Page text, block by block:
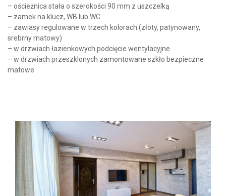
– ościeżnica stała o szerokości 90 mm z uszczelką
– zamek na klucz, WB lub WC
– zawiasy regulowane w trzech kolorach (złoty, patynowany,
srebrny matowy)
– w drzwiach łazienkowych podcięcie wentylacyjne
– w drzwiach przeszklonych zamontowane szkło bezpieczne
matowe